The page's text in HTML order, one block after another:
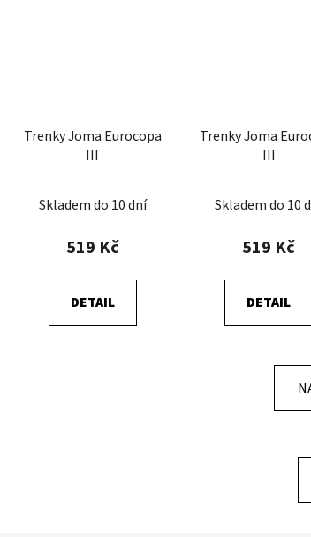
Trenky Joma Eurocopa
III
Skladem do 10 dní
519 Kč
DETAIL
Trenky Joma
III
Skladem do 10
519 Kč
DETAIL